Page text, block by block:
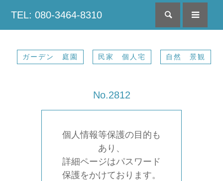
TEL: 080-3464-8310 検索
ガーデン 庭園 民家 個人宅 自然 景観
No.2812
個人情報等保護の目的も
あり、
詳細ページはパスワード
保護をかけております。